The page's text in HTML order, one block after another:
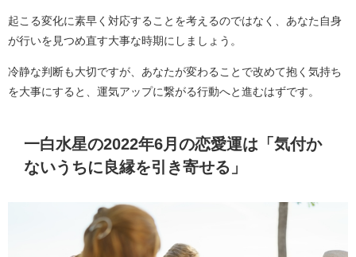
起こる変化に素早く対応することを考えるのではなく、あなた自身
が行いを見つめ直す大事な時期にしましょう。
冷静な判断も大切ですが、あなたが変わることで改めて抱く気持ち
を大事にすると、運気アップに繋がる行動へと進むはずです。
一白水星の2022年6月の恋愛運は「気付か
ないうちに良縁を引き寄せる」